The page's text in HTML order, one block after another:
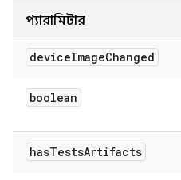
প্যারামিটার
deviceImageChanged
boolean
hasTestsArtifacts